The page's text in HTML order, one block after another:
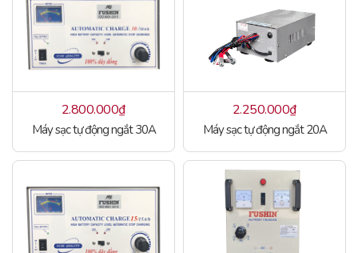
2.800.000₫
Máy sạc tự động ngắt 30A
2.250.000₫
Máy sạc tự động ngắt 20A